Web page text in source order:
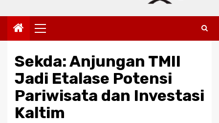
Primary
Menu
Sekda: Anjungan TMII
Jadi Etalase Potensi
Pariwisata dan Investasi
Kaltim